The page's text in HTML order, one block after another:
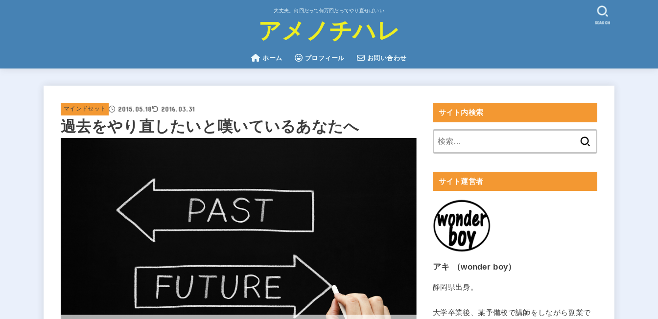
大丈夫。何回だって何万回だってやり直せばいい
アメノチハレ
ホーム プロフィール お問い合わせ
SEARCH
マインドセット 2015.05.18 2016.03.31
過去をやり直したいと嘆いているあなたへ
サイト内検索
サイト運営者
アキ （wonder boy）
静岡県出身。
大学卒業後、某予備校で講師をしながら副業で